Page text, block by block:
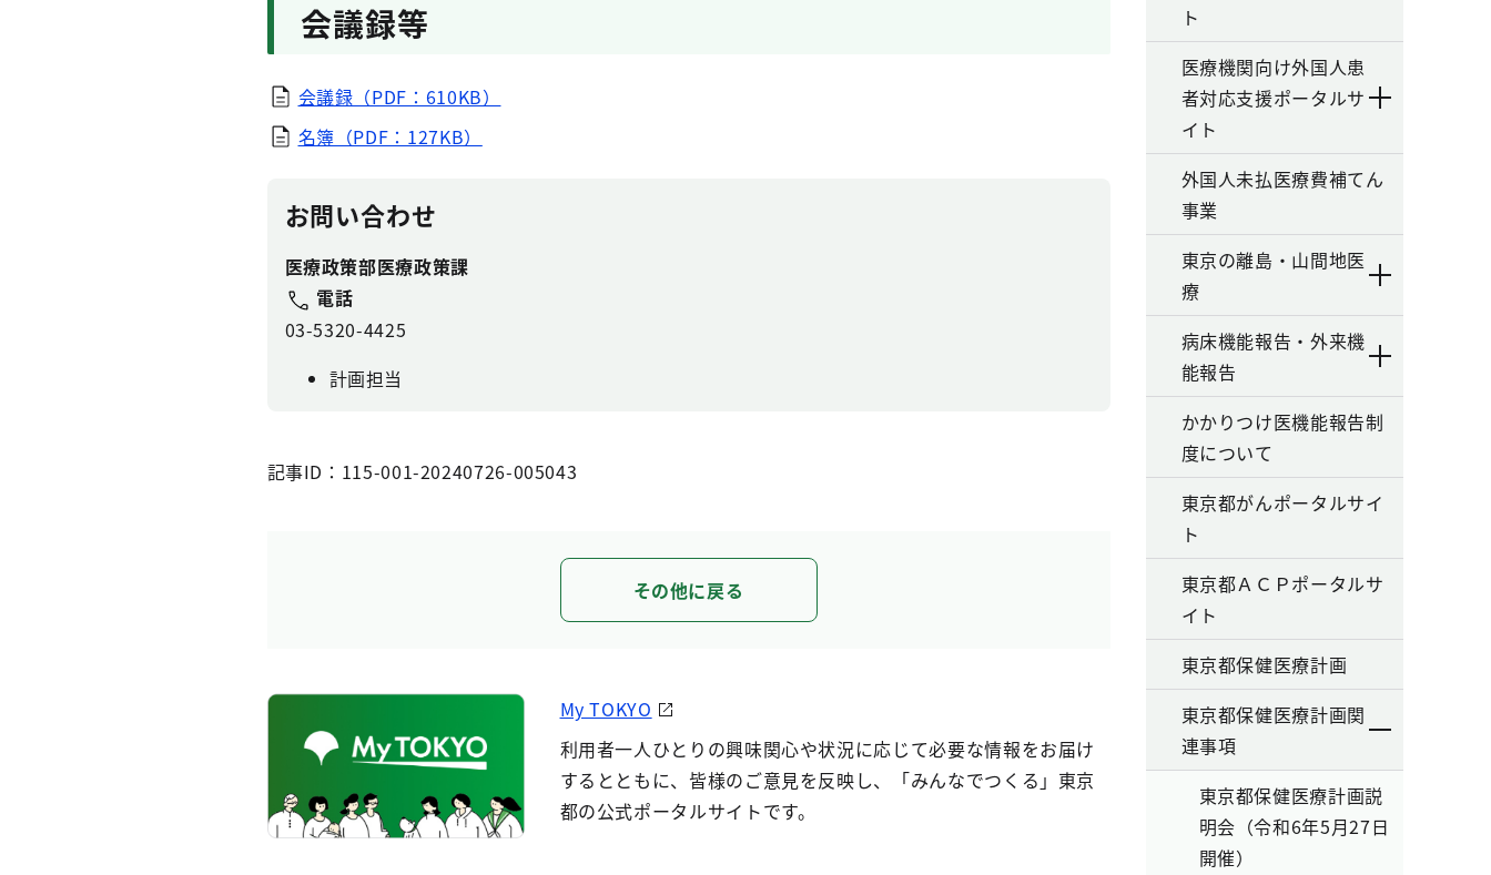
会議録等
会議録（PDF：610KB）
名簿（PDF：127KB）
お問い合わせ
医療政策部医療政策課
電話
03-5320-4425
計画担当
記事ID：115-001-20240726-005043
その他に戻る
My TOKYO
利用者一人ひとりの興味関心や状況に応じて必要な情報をお届け
するとともに、皆様のご意見を反映し、「みんなでつくる」東京
都の公式ポータルサイトです。
ト
医療機関向け外国人患
者対応支援ポータルサ
イト
外国人未払医療費補てん
事業
東京の離島・山間地医
療
病床機能報告・外来機
能報告
かかりつけ医機能報告制
度について
東京都がんポータルサイ
ト
東京都ＡＣＰポータルサ
イト
東京都保健医療計画
東京都保健医療計画関
連事項
東京都保健医療計画説
明会（令和6年5月27日
開催）